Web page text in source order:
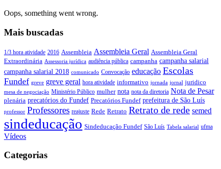
Oops, something went wrong.
Mais buscadas
1/3 hora atividade 2016 Assembleia Assembleia Geral Assembleia Geral
Extraordinária Assessoria jurídica audiência pública campanha campanha salarial
campanha salarial 2018 comunicado Convocação educação Escolas
Fundef greve greve geral hora atividade informativo jornada jornal juridico
mesa de negociação Ministério Público mulher nota nota da diretoria Nota de Pesar
plenária precatórios do Fundef Precatórios Fundef prefeitura de São Luís
professor Professores reajuste Rede Retrato Retrato de rede semed
sindeducação Sindeducação Fundef São Luís Tabela salarial ufma
Vídeos
Categorias